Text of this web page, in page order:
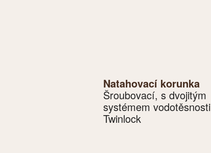
Natahovací korunka
Šroubovací, s dvojitým
systémem vodotěsnosti
Twinlock